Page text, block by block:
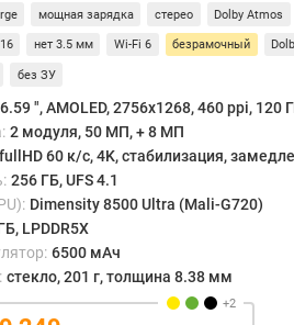
ГБ
мощная зарядка стерео Dolby Atmos
нет 3.5 мм Wi-Fi 6 безрамочный
без ЗУ
6.59 ", AMOLED, 2756x1268, 460 ppi, 120
2 модуля, 50 МП, + 8 МП
fullHD 60 к/с, 4K, стабилизация,
256 ГБ, UFS 4.1
Dimensity 8500 Ultra (Mali-G720)
LPDDR5X
6500 мАч
стекло, 201 г, толщина 8.38 мм